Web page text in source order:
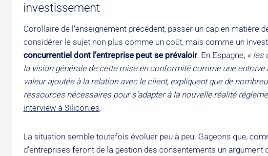
investissement
Corollaire de l’enseignement précédent, passer un cap en matière
considérer le sujet non plus comme un coût, mais comme un
concurrentiel dont l’entreprise peut se prévaloir. En Espagne, « les
la vision générale de cette mise en conformité comme une entrave
valeur ajoutée à la relation avec le client, expliquent que de
ressources nécessaires pour s’adapter à la nouvelle réalité
interview à Silicon.es.
La situation semble toutefois évoluer peu à peu. Gageons que,
d’entreprises feront de la gestion des consentements un argument